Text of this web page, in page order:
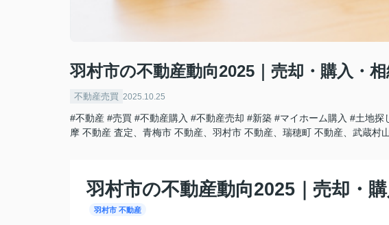
羽村市の不動産動向2025｜売却・購入・
不動産売買 2025.10.25
#不動産 #売買 #不動産購入 #不動産売却 #新築 #マイホーム購入 #土地探
摩 不動産 査定、青梅市 不動産、羽村市 不動産、瑞穂町 不動産、武蔵村
羽村市の不動産動向2025｜売却・
羽村市 不動産